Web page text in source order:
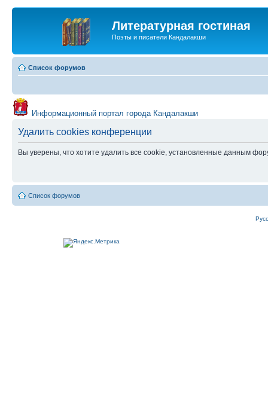
Литературная гостиная
Поэты и писатели Кандалакши
Список форумов
Информационный портал города Кандалакши
Удалить cookies конференции
Вы уверены, что хотите удалить все cookie, установленные данным
Список форумов